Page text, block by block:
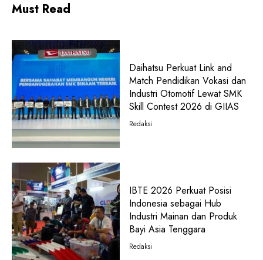
Must Read
Daihatsu Perkuat Link and
Match Pendidikan Vokasi dan
Industri Otomotif Lewat SMK
Skill Contest 2026 di GIIAS
Redaksi
IBTE 2026 Perkuat Posisi
Indonesia sebagai Hub
Industri Mainan dan Produk
Bayi Asia Tenggara
Redaksi